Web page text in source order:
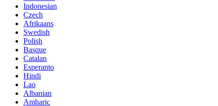
Indonesian
Czech
Afrikaans
Swedish
Polish
Basque
Catalan
Esperanto
Hindi
Lao
Albanian
Amharic